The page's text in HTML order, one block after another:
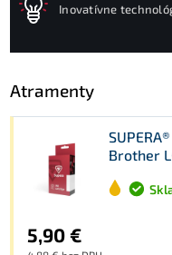
Inovatívne
Atramenty
Brother
5,90 €